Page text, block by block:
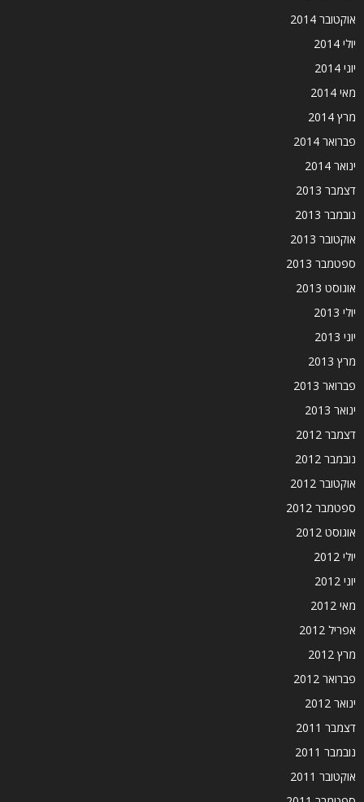
אוקטובר 2014
יולי 2014
יוני 2014
מאי 2014
מרץ 2014
פברואר 2014
ינואר 2014
דצמבר 2013
נובמבר 2013
אוקטובר 2013
ספטמבר 2013
אוגוסט 2013
יולי 2013
יוני 2013
מרץ 2013
פברואר 2013
ינואר 2013
דצמבר 2012
נובמבר 2012
אוקטובר 2012
ספטמבר 2012
אוגוסט 2012
יולי 2012
יוני 2012
מאי 2012
אפריל 2012
מרץ 2012
פברואר 2012
ינואר 2012
דצמבר 2011
נובמבר 2011
אוקטובר 2011